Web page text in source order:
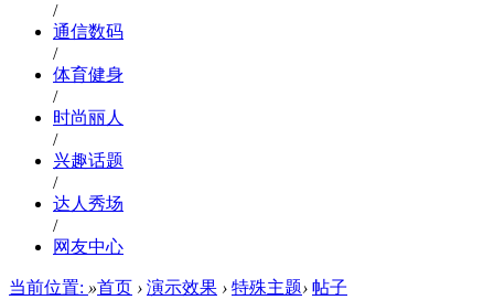
/
通信数码
/
体育健身
/
时尚丽人
/
兴趣话题
/
达人秀场
/
网友中心
当前位置: »首页 › 演示效果 › 特殊主题› 帖子